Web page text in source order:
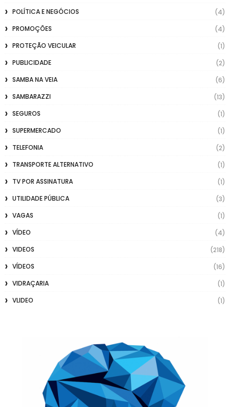
POLÍTICA E NEGÓCIOS
(4)
PROMOÇÕES
(4)
PROTEÇÃO VEICULAR
(1)
PUBLICIDADE
(2)
SAMBA NA VEIA
(6)
SAMBARAZZI
(13)
SEGUROS
(1)
SUPERMERCADO
(1)
TELEFONIA
(2)
TRANSPORTE ALTERNATIVO
(1)
TV POR ASSINATURA
(1)
UTILIDADE PÚBLICA
(3)
VAGAS
(1)
VÍDEO
(4)
VIDEOS
(218)
VÍDEOS
(16)
VIDRAÇARIA
(1)
VLIDEO
(1)